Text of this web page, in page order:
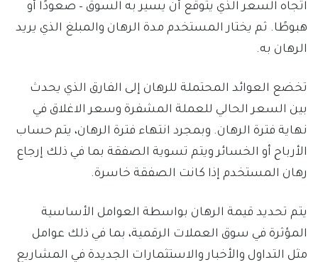
اتجاه السعر الذي يتوقع أن يسير به السوق – صعودًا أو
هبوطًا. ثم يختار المستخدم مدة الرهان والمبلغ الذي يريد
الرهان به.
تخضع العوائد المحتملة للرهان إلى الفارق الذي يحدث
بين السعر الحالي للعملة المشفرة وسعر الاغلاق في
نهاية فترة الرهان. وبمجرد انتهاء فترة الرهان، يتم حساب
الأرباح أو الخسائر ويتم تسوية الصفقة بما في ذلك إرجاع
رهان المستخدم إذا كانت الصفقة خاسرة.
يتم تحديد قيمة الرهان بواسطة العوامل الأساسية
المؤثرة في سوق العملات الرقمية، بما في ذلك عوامل
مثل التداول والأخبار والاستثمارات الجديدة في المشاريع